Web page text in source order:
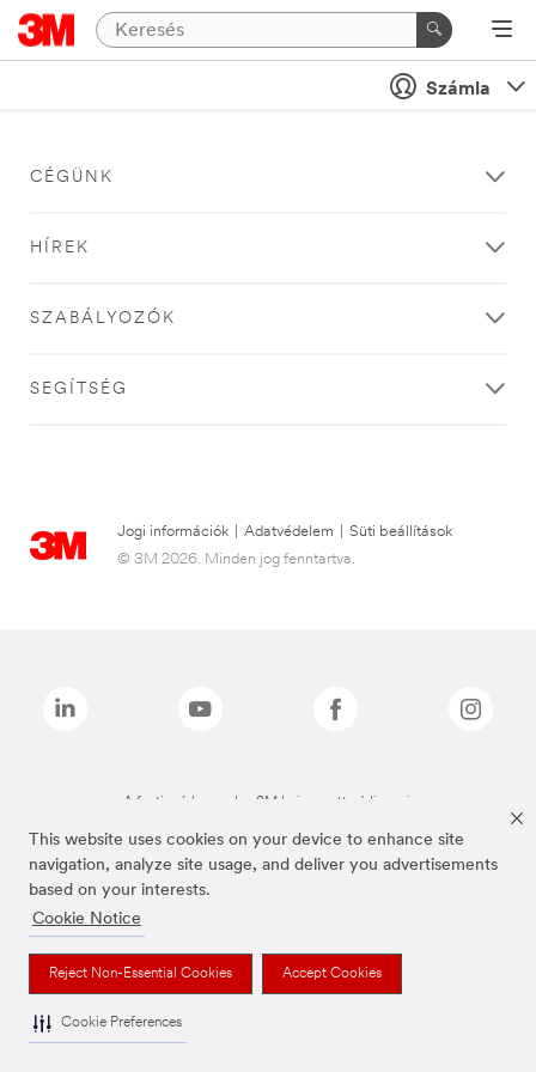
This website uses cookies on your device to enhance site
navigation, analyze site usage, and deliver you advertisements
based on your interests.
Cookie Notice
Reject Non-Essential Cookies Accept Cookies
Cookie Preferences
Számla
CÉGÜNK
HÍREK
SZABÁLYOZÓK
SEGÍTSÉG
Jogi információk Adatvédelem
Süti beállítások
© 3M 2026. Minden jog fenntartva.
A fenti márkanevek a 3M bejegyzett védjegyei.